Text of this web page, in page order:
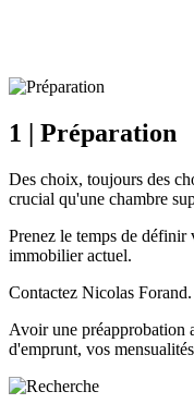
1 | Préparation
Des choix, toujours des
crucial qu'une chambre
Prenez le temps de définir
immobilier actuel.
Contactez Nicolas
Avoir une préapprobation
d'emprunt, vos